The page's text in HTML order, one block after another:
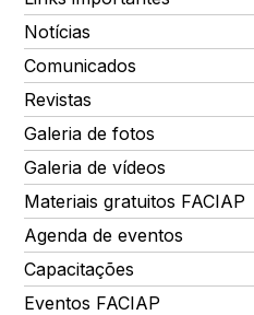
Notícias
Comunicados
Revistas
Galeria de fotos
Galeria de vídeos
Materiais gratuitos FACIAP
Agenda de eventos
Capacitações
Eventos FACIAP